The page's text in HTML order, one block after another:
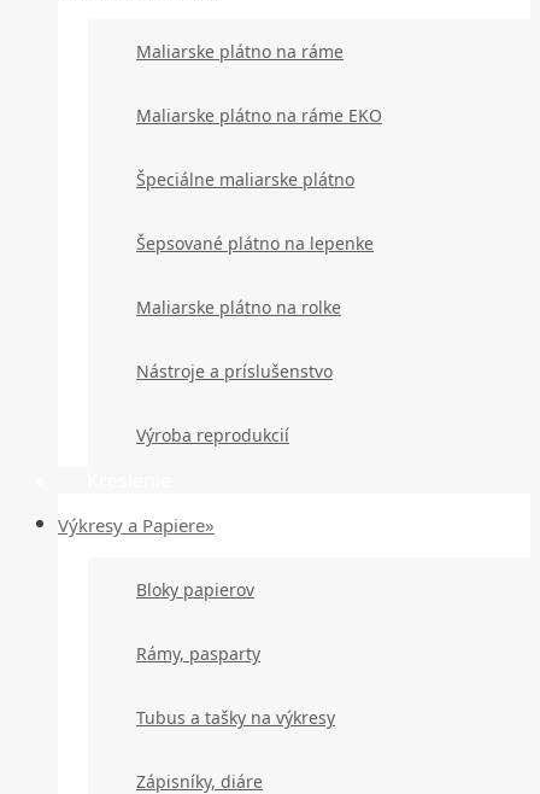
Maliarske plátno na ráme
Maliarske plátno na ráme EKO
Špeciálne maliarske plátno
Šepsované plátno na lepenke
Maliarske plátno na rolke
Nástroje a príslušenstvo
Výroba reprodukcií
Výkresy a Papiere»
Bloky papierov
Rámy, pasparty
Tubus a tašky na výkresy
Zápisníky, diáre